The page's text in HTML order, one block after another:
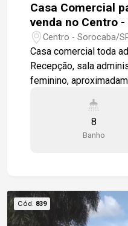
Casa Comercial
venda no Centro
Centro - Sorocaba/
Casa comercial toda
Recepção, sala
feminino,
cerâmico. Excelente
de ônibus e grande fluxo
à disposição para te atender.
8
Banho
Cód. 839